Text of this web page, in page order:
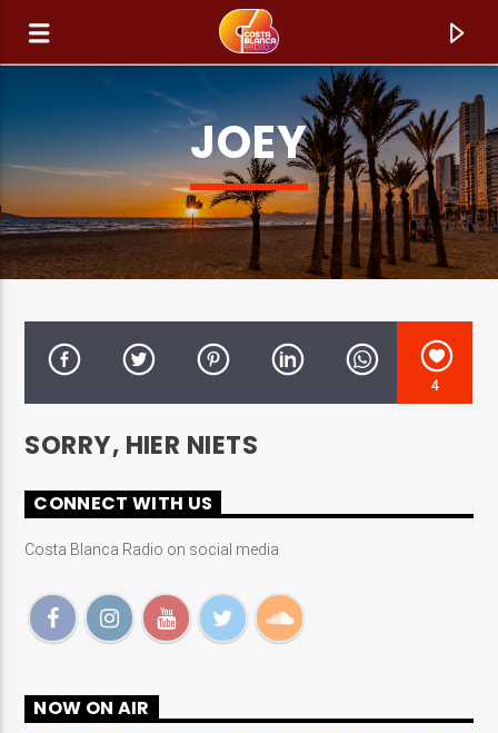
TITEL
JOEY
4
SORRY, HIER NIETS
CONNECT WITH US
Costa Blanca Radio on social media
NOW ON AIR